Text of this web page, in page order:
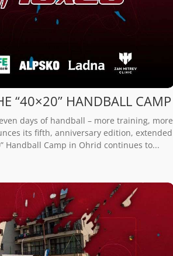
“40×20” HANDBALL CAMP
days of handball – more training, more
its fifth, anniversary edition, extended
Handball Camp in Ohrid continues to...